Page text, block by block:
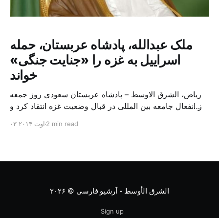
ملک عبدالله، پادشاه عربستان، حمله
اسراییل به غزه را «جنایت جنگی»
خواند
ریاض، الشرق الاوسط – پادشاه عربستان سعودی روز جمعه
از انفعال جامعه بین المللی در قبال وضعیت غزه انتقاد کرد و
بشریت» خواند. در بیانیه ای که از سوی ملک عبدالله بن
۰۳ اوت ۲۰۱۴ 2 min read
الشرق الأوسط - آرشیو فارسی © ۲۰۲۶
Sign up